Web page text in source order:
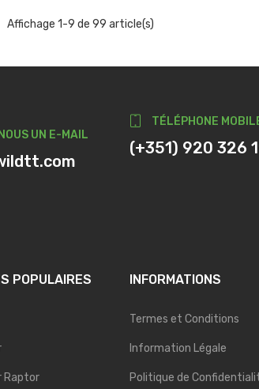
Affichage 1-9 de 99 article(s)
UN E-MAIL
TÉLÉPHONE
(+351) 920 326
POPULAIRES
Raptor
INFORMATIONS
Termes et Conditions
Information Légale
Politique de